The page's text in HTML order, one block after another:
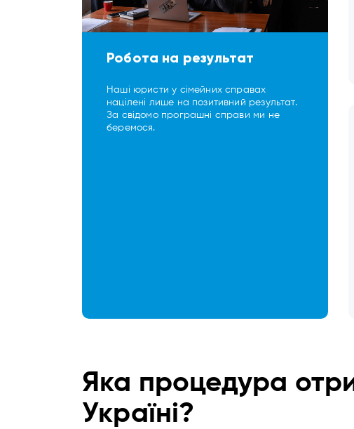
Робота на результат
Наші юристи у сімейних справах
націлені лише на позитивний результат.
За свідомо програшні справи ми не
беремося.
Яка процедура
Україні?